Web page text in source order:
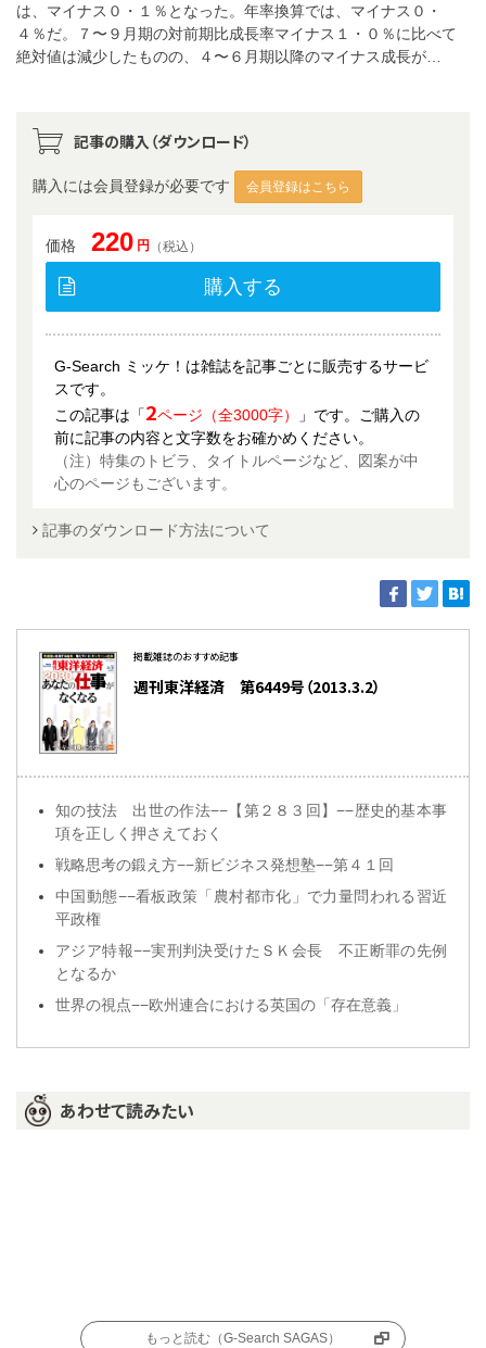
は、マイナス０・１％となった。年率換算では、マイナス０・
４％だ。７〜９月期の対前期比成長率マイナス１・０％に比べて
絶対値は減少したものの、４〜６月期以降のマイナス成長が…
記事の購入（ダウンロード）
購入には会員登録が必要です 会員登録はこちら
価格 220 円 （税込）
購入する
G-Search ミッケ！は雑誌を記事ごとに販売するサービ
スです。
この記事は「2ページ（全3000字）
」です。ご購入の
前に記事の内容と文字数をお確かめください。
（注）特集のトビラ、タイトルページなど、図案が中
心のページもございます。
記事のダウンロード方法について
掲載雑誌のおすすめ記事
週刊東洋経済 第6449号（2013.3.2）
知の技法 出世の作法−−【第２８３回】−−歴史的基本事
項を正しく押さえておく
戦略思考の鍛え方−−新ビジネス発想塾−−第４１回
中国動態−−看板政策「農村都市化」で力量問われる習近
平政権
アジア特報−−実刑判決受けたＳＫ会長 不正断罪の先例
となるか
世界の視点−−欧州連合における英国の「存在意義」
あわせて読みたい
もっと読む（G-Search SAGAS）